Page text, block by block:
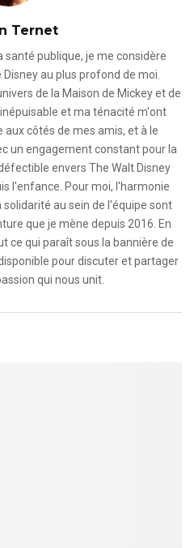
Ternet
santé publique, je me considère
au plus profond de moi.
de la Maison de Mickey et de
et ma ténacité m'ont
côtés de mes amis, et à le
un engagement constant pour la
envers The Walt Disney
l'enfance. Pour moi, l'harmonie
au sein de l'équipe sont
que je mène depuis 2016. En
ce qui paraît sous la bannière de
pour discuter et partager
qui nous unit.